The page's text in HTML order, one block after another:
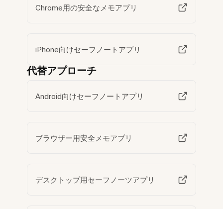
Chrome用の安全なメモアプリ
iPhone向けセーフノートアプリ
代替アプローチ
Android向けセーフノートアプリ
ブラウザー用安全メモアプリ
デスクトップ用セーフノーツアプリ